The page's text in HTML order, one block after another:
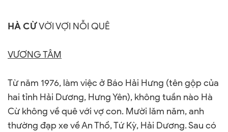
HÀ CỪVỜI VỢI NỖI QUÊ
VƯƠNG TÂM
Từ năm 1976, làm việc ở Báo Hải Hưng (tên gộp của
hai tỉnh Hải Dương, Hưng Yên), không tuần nào Hà
Cừ không về quê với vợ con. Mười lăm năm, anh
thường đạp xe về An Thổ, Tứ Kỳ, Hải Dương. Sau có